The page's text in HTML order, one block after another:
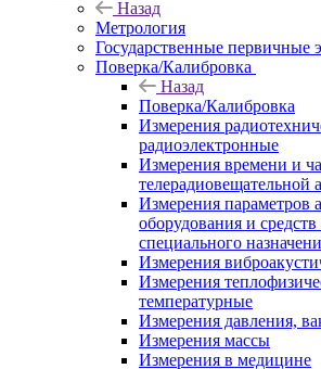
Назад
Метрология
Государственные первичные
Поверка/Калибровка
Назад
Поверка/Калибровка
Измерения
радиоэлектронные
Измерения времени и
телерадиовещательной
Измерения параметров
оборудования и
специального
Измерения
Измерения
температурные
Измерения давления,
Измерения массы
Измерения в медицине